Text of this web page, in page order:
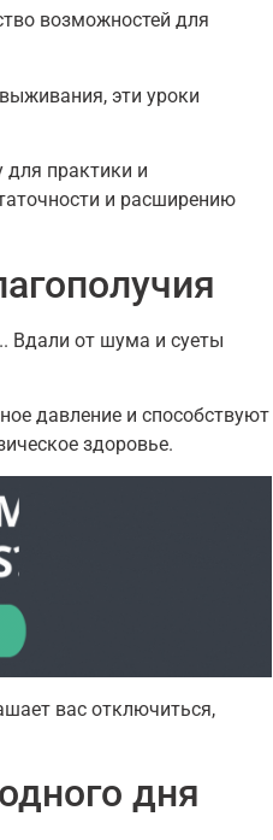
возможностей для
эти уроки
для практики и
и расширению
Вдали от шума и суеты
давление и способствуют
здоровье.
вас отключиться,
дня